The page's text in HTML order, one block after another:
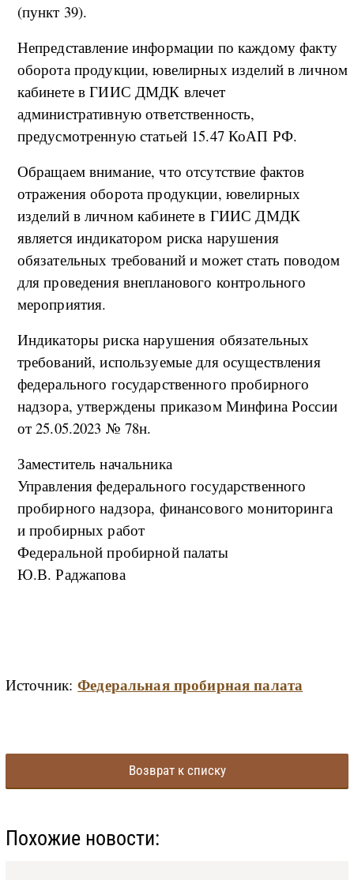
(пункт 39).
Непредставление информации по каждому факту
оборота продукции, ювелирных изделий в личном
кабинете в ГИИС ДМДК влечет
административную ответственность,
предусмотренную статьей 15.47 КоАП РФ.
Обращаем внимание, что отсутствие фактов
отражения оборота продукции, ювелирных
изделий в личном кабинете в ГИИС ДМДК
является индикатором риска нарушения
обязательных требований и может стать поводом
для проведения внепланового контрольного
мероприятия.
Индикаторы риска нарушения обязательных
требований, используемые для осуществления
федерального государственного пробирного
надзора, утверждены приказом Минфина России
от 25.05.2023 № 78н.
Заместитель начальника
Управления федерального государственного
пробирного надзора, финансового мониторинга
и пробирных работ
Федеральной пробирной палаты
Ю.В. Раджапова
Источник: Федеральная пробирная палата
Возврат к списку
Похожие новости: